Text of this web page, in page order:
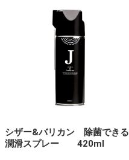
シザー&バリカン 除菌できる
潤滑スプレー 420ml